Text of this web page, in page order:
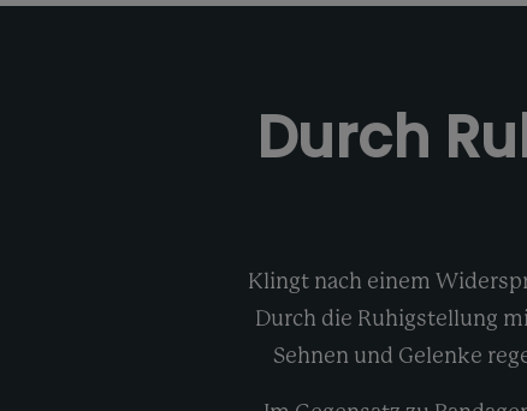
Durch
Klingt nach einem
Durch die Ruhigstellung
Sehnen und Gelenke